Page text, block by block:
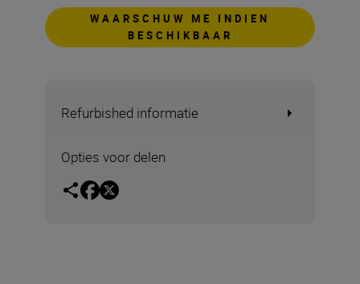
WAARSCHUW ME INDIEN
BESCHIKBAAR
Refurbished informatie
Opties voor delen